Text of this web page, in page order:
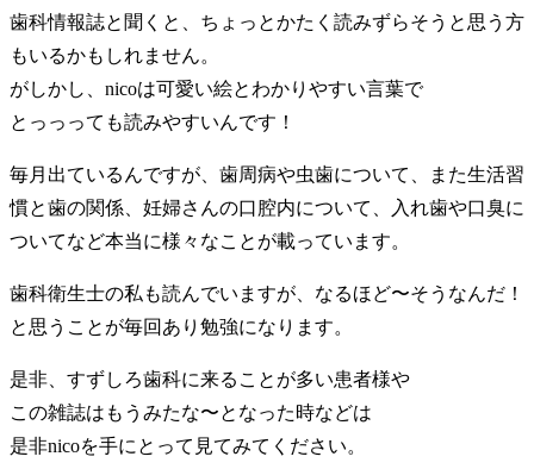
歯科情報誌と聞くと、ちょっとかたく読みずらそうと思う方
もいるかもしれません。
がしかし、nicoは可愛い絵とわかりやすい言葉で
とっっっても読みやすいんです！
毎月出ているんですが、歯周病や虫歯について、また生活習
慣と歯の関係、妊婦さんの口腔内について、入れ歯や口臭に
ついてなど本当に様々なことが載っています。
歯科衛生士の私も読んでいますが、なるほど〜そうなんだ！
と思うことが毎回あり勉強になります。
是非、すずしろ歯科に来ることが多い患者様や
この雑誌はもうみたな〜となった時などは
是非nicoを手にとって見てみてください。